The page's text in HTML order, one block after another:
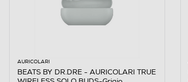
AURICOLARI
BEATS BY DR.DRE - AURICOLARI TRUE